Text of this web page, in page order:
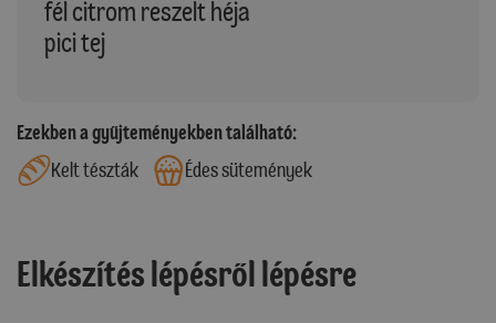
fél citrom reszelt héja
pici tej
Ezekben a gyűjteményekben található:
Kelt tészták
Édes sütemények
Elkészítés lépésről lépésre